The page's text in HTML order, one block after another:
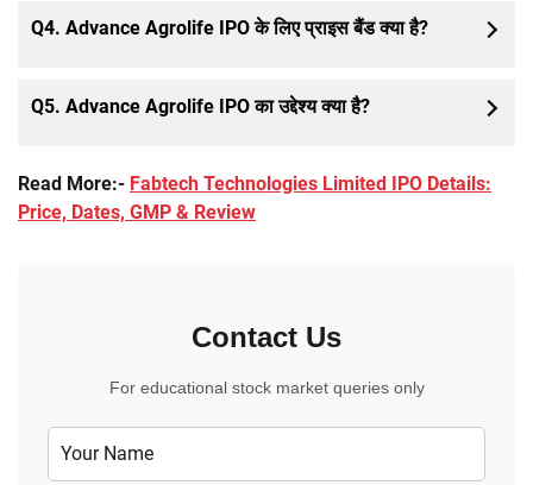
Q4. Advance Agrolife IPO के लिए प्राइस बैंड क्या है?
Q5. Advance Agrolife IPO का उद्देश्य क्या है?
Read More:- Fabtech Technologies Limited IPO Details:
Price, Dates, GMP & Review
Contact Us
For educational stock market queries only